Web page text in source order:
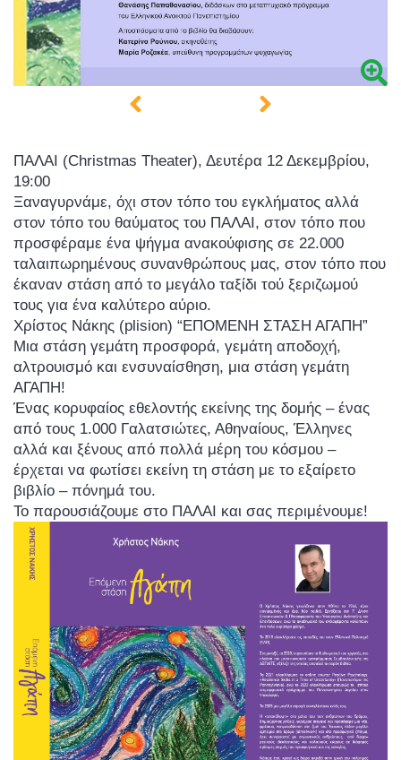
ΠΑΛΑΙ (Christmas Theater), Δευτέρα 12 Δεκεμβρίου,
19:00
Ξαναγυρνάμε, όχι στον τόπο του εγκλήματος αλλά
στον τόπο του θαύματος του ΠΑΛΑΙ, στον τόπο που
προσφέραμε ένα ψήγμα ανακούφισης σε 22.000
ταλαιπωρημένους συνανθρώπους μας, στον τόπο που
έκαναν στάση από το μεγάλο ταξίδι τού ξεριζωμού
τους για ένα καλύτερο αύριο.
Χρίστος Νάκης (plision) “ΕΠΟΜΕΝΗ ΣΤΑΣΗ ΑΓΑΠΗ”
Μια στάση γεμάτη προσφορά, γεμάτη αποδοχή,
αλτρουισμό και ενσυναίσθηση, μια στάση γεμάτη
ΑΓΑΠΗ!
Ένας κορυφαίος εθελοντής εκείνης της δομής – ένας
από τους 1.000 Γαλατσιώτες, Αθηναίους, Έλληνες
αλλά και ξένους από πολλά μέρη του κόσμου –
έρχεται να φωτίσει εκείνη τη στάση με το εξαίρετο
βιβλίο – πόνημά του.
Το παρουσιάζουμε στο ΠΑΛΑΙ και σας περιμένουμε!